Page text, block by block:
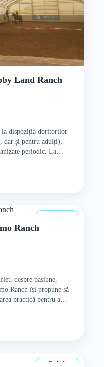
Land Ranch
la dispoziția doritorilor
dar și pentru adulți),
periodic. La
De la 8 ani
Ranch
despre pasiune,
Ranch își propune să
practică pentru a…
De la 0 ani